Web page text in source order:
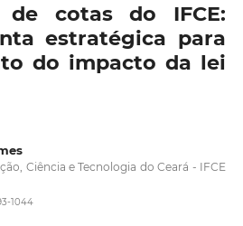
de cotas do IFCE:
estratégica para
do impacto da lei
Ciência e Tecnologia do Ceará - IFCE
1044